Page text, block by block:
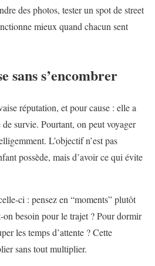
des photos, tester un spot de street
mieux quand chacun sent
sans s’encombrer
réputation, et pour cause : elle a
survie. Pourtant, on peut voyager
L’objectif n’est pas
possède, mais d’avoir ce qui évite
ci : pensez en “moments” plutôt
on besoin pour le trajet ? Pour dormir
les temps d’attente ? Cette
sans tout multiplier.